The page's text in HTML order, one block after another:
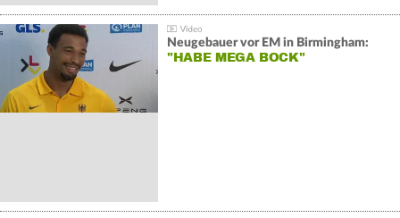
Neugebauer vor EM in Birmingham:
"HABE MEGA BOCK"